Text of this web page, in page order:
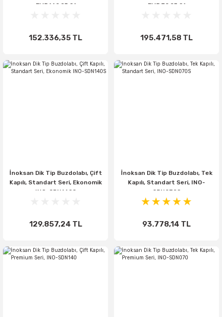
EMP.140.95.01
152.336,35 TL
EMP.70.95.01
195.471,58 TL
İnoksan Dik Tip Buzdolabı, Çift
Kapılı, Standart Seri, Ekonomik
INO-SDN140S
129.857,24 TL
İnoksan Dik Tip Buzdolabı, Tek
Kapılı, Standart Seri, INO-
SDN070S
93.778,14 TL